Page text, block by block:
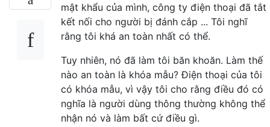
mật khẩu của mình, công ty điện thoại đã tắt
kết nối cho người bị đánh cắp ... Tôi nghĩ
rằng tôi khá an toàn nhất có thể.
Tuy nhiên, nó đã làm tôi băn khoăn. Làm thế
nào an toàn là khóa mẫu? Điện thoại của tôi
có khóa mẫu, vì vậy tôi cho rằng điều đó có
nghĩa là người dùng thông thường không thể
nhận nó và làm bất cứ điều gì.